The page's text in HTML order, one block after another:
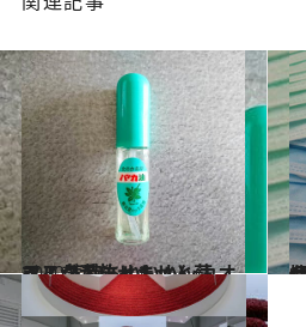
2020.4.8
マスクがシャキッと蘇る！ 気持ちいいハッカオイルが手放せません
ライフスタイル 台湾